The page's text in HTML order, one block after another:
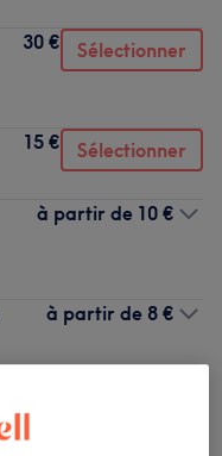
30 € Sélectionner
15 € Sélectionner
à partir de 10 €
à partir de 8 €